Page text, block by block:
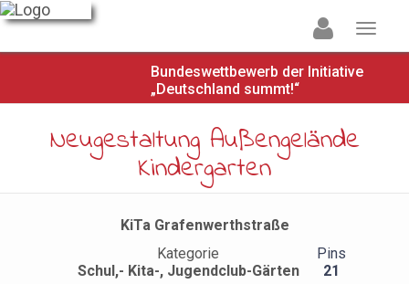
Bundeswettbewerb der Initiative
„Deutschland summt!“
Neugestaltung Außengelände
Kindergarten
KiTa Grafenwerthstraße
Kategorie
Schul,- Kita-, Jugendclub-Gärten
Pins
21